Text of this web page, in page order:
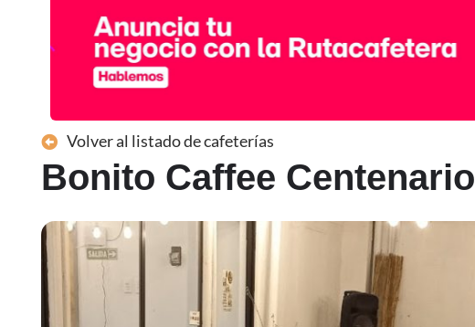
Volver al listado de cafeterías
Bonito Caffee Centenario